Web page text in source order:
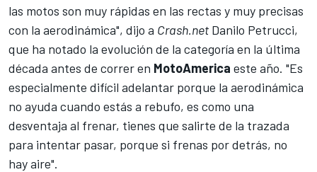
las motos son muy rápidas en las rectas y muy precisas
con la aerodinámica", dijo a Crash.net Danilo Petrucci,
que ha notado la evolución de la categoría en la última
década antes de correr en MotoAmerica este año. "Es
especialmente difícil adelantar porque la aerodinámica
no ayuda cuando estás a rebufo, es como una
desventaja al frenar, tienes que salirte de la trazada
para intentar pasar, porque si frenas por detrás, no
hay aire".